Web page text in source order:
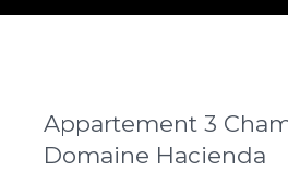
Appartement 3
Domaine Hacienda